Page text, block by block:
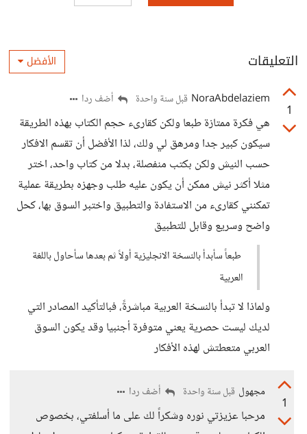
التعليقات الأفضل
1
NoraAbdelaziem قبل سنة واحدة أضف ردا
هي فكرة ممتازة طبعا ولكن كقارىء حجم الكتاب بهذه الطريقة
سيكون كبير جدا ومرهق لي ولك، لذا الأفضل أن تقسم الافكار
حسب النيش ولكن بكتب منفصلة، بدلا من كتاب واحد، اختر
مثلا أكثر نيش ممكن أن يكون عليه طلب وجهزه بطريقة عملية
تمكنني كقارىء من الاستفادة والتطبيق واختبر السوق بها، كحل
واضح وسريع وقابل للتطبيق
طبعاً سأبدأ بالنسخة الانجليزية أولاً ثم بعدها سأحاول باللغة
العربية
ولماذا لا تبدأ بالنسخة العربية مباشرةً، فبالتأكيد المصادر التي
لديك ليست حصرية يعني متوفرة أجنبيا وقد يكون السوق
العربي متعطتش لهذه الأفكار
1
مجهول قبل سنة واحدة أضف ردا
مرحبا عزيزتي نوره وشكراً لك على ما أسلفتي، بخصوص